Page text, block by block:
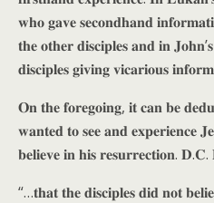
𝐰𝐡𝐨 𝐠𝐚𝐯𝐞 𝐬𝐞𝐜𝐨𝐧𝐝𝐡𝐚𝐧𝐝
𝐭𝐡𝐞 𝐨𝐭𝐡𝐞𝐫 𝐝𝐢𝐬𝐜𝐢𝐩𝐥𝐞𝐬 𝐚𝐧𝐝 𝐢𝐧
𝐝𝐢𝐬𝐜𝐢𝐩𝐥𝐞𝐬 𝐠𝐢𝐯𝐢𝐧𝐠 𝐯𝐢𝐜𝐚𝐫𝐢𝐨𝐮𝐬
𝐎𝐧 𝐭𝐡𝐞 𝐟𝐨𝐫𝐞𝐠𝐨𝐢𝐧𝐠, 𝐢𝐭 𝐜𝐚𝐧 𝐛𝐞
𝐰𝐚𝐧𝐭𝐞𝐝 𝐭𝐨 𝐬𝐞𝐞 𝐚𝐧𝐝 𝐞𝐱𝐩𝐞𝐫𝐢𝐞𝐧𝐜𝐞
𝐛𝐞𝐥𝐢𝐞𝐯𝐞 𝐢𝐧 𝐡𝐢𝐬 𝐫𝐞𝐬𝐮𝐫𝐫𝐞𝐜𝐭𝐢𝐨𝐧.
“…𝐭𝐡𝐚𝐭 𝐭𝐡𝐞 𝐝𝐢𝐬𝐜𝐢𝐩𝐥𝐞𝐬 𝐝𝐢𝐝 𝐧𝐨𝐭